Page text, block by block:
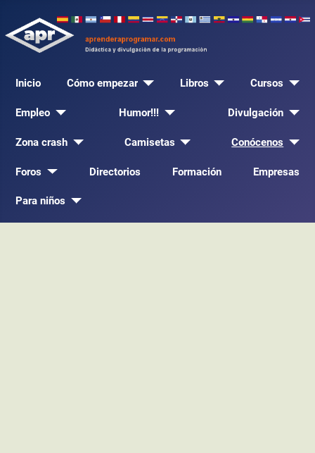
Inicio Cómo empezar Libros Cursos
Empleo Humor!!! Divulgación
Zona crash Camisetas Conócenos
Foros Directorios Formación Empresas
Para niños